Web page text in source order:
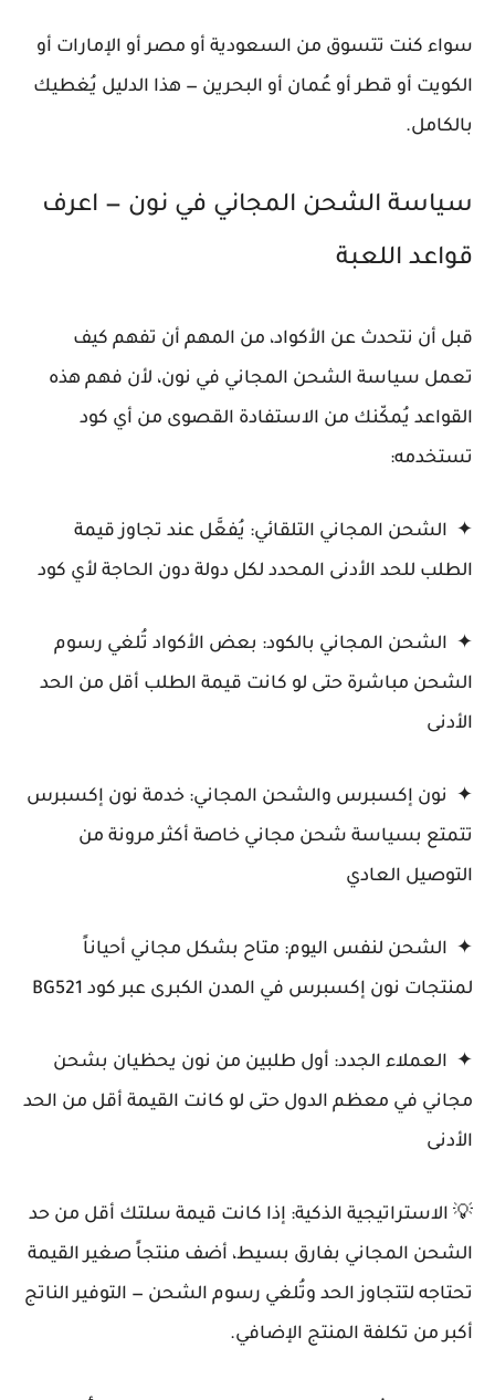
سواء كنت تتسوق من السعودية أو مصر أو الإمارات أو
الكويت أو قطر أو عُمان أو البحرين — هذا الدليل يُغطيك
بالكامل.
سياسة الشحن المجاني في نون — اعرف
قواعد اللعبة
قبل أن نتحدث عن الأكواد، من المهم أن تفهم كيف
تعمل سياسة الشحن المجاني في نون، لأن فهم هذه
القواعد يُمكّنك من الاستفادة القصوى من أي كود
تستخدمه:
✦ الشحن المجاني التلقائي: يُفعَّل عند تجاوز قيمة
الطلب للحد الأدنى المحدد لكل دولة دون الحاجة لأي كود
✦ الشحن المجاني بالكود: بعض الأكواد تُلغي رسوم
الشحن مباشرة حتى لو كانت قيمة الطلب أقل من الحد
الأدنى
✦ نون إكسبرس والشحن المجاني: خدمة نون إكسبرس
تتمتع بسياسة شحن مجاني خاصة أكثر مرونة من
التوصيل العادي
✦ الشحن لنفس اليوم: متاح بشكل مجاني أحياناً
لمنتجات نون إكسبرس في المدن الكبرى عبر كود BG521
✦ العملاء الجدد: أول طلبين من نون يحظيان بشحن
مجاني في معظم الدول حتى لو كانت القيمة أقل من الحد
الأدنى
💡 الاستراتيجية الذكية: إذا كانت قيمة سلتك أقل من حد
الشحن المجاني بفارق بسيط، أضف منتجاً صغير القيمة
تحتاجه لتتجاوز الحد وتُلغي رسوم الشحن — التوفير الناتج
أكبر من تكلفة المنتج الإضافي.